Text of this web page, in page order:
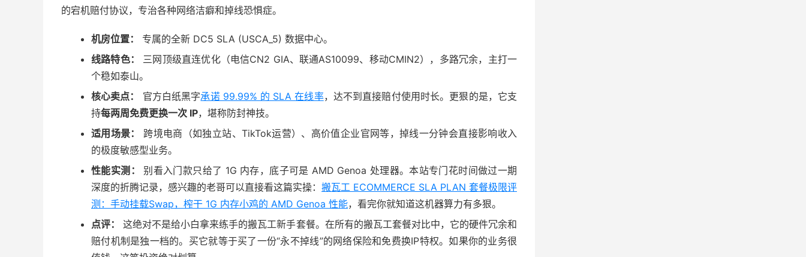
的宕机赔付协议，专治各种网络洁癖和掉线恐惧症。
机房位置：
专属的全新 DC5 SLA (USCA_5) 数据中心。
线路特色：
三网顶级直连优化（电信CN2 GIA、联通AS10099、移动CMIN2），多路冗余，主打一
个稳如泰山。
核心卖点：
官方白纸黑字承诺 99.99% 的 SLA 在线率，达不到直接赔付使用时长。更狠的是，它支
持每两周免费更换一次 IP，堪称防封神技。
适用场景：
跨境电商（如独立站、TikTok运营）、高价值企业官网等，掉线一分钟会直接影响收入
的极度敏感型业务。
性能实测：
别看入门款只给了 1G 内存，底子可是 AMD Genoa 处理器。本站专门花时间做过一期
深度的折腾记录，感兴趣的老哥可以直接看这篇实操： 搬瓦工 ECOMMERCE SLA PLAN 套餐极限评
测：手动挂载Swap，榨干 1G 内存小鸡的 AMD Genoa 性能，看完你就知道这机器算力有多狠。
点评：
这绝对不是给小白拿来练手的搬瓦工新手套餐。在所有的搬瓦工套餐对比中，它的硬件冗余和
赔付机制是独一档的。买它就等于买了一份“永不掉线”的网络保险和免费换IP特权。如果你的业务很